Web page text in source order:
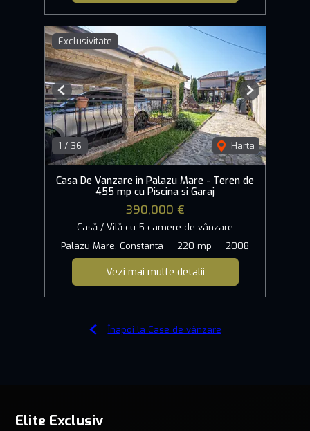
Exclusivitate
1 / 36 Harta
Previous Next
Casa De Vanzare in Palazu Mare - Teren de
455 mp cu Piscina si Garaj
390,000 €
Casă / Vilă cu 5 camere de vânzare
Palazu Mare, Constanta
220 mp 2008
Vezi mai multe detalii
Înapoi la Case de vânzare
Elite Exclusiv